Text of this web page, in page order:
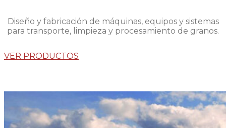
Diseño y fabricación de máquinas, equipos y sistemas
para transporte, limpieza y procesamiento de granos.
VER PRODUCTOS